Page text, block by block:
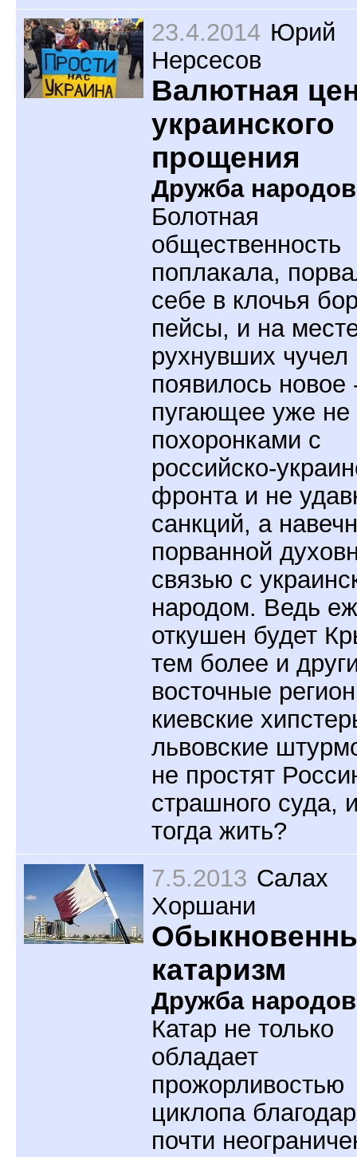
23.4.2014 Юрий
Нерсесов
Валютная
украинского
прощения
Дружба
Болотная
общественность
поплакала,
себе в клочья
пейсы, и на
рухнувших чучел
появилось новое
пугающее уже не
похоронками с
российско-
фронта и не
санкций, а
порванной
связью с
народом. Ведь
откушен будет
тем более и
восточные
киевские
львовские
не простят
страшного суда,
тогда жить?
7.5.2013 Салах
Хоршани
катаризм
Дружба
Катар не только
обладает
прожорливостью
циклопа
почти